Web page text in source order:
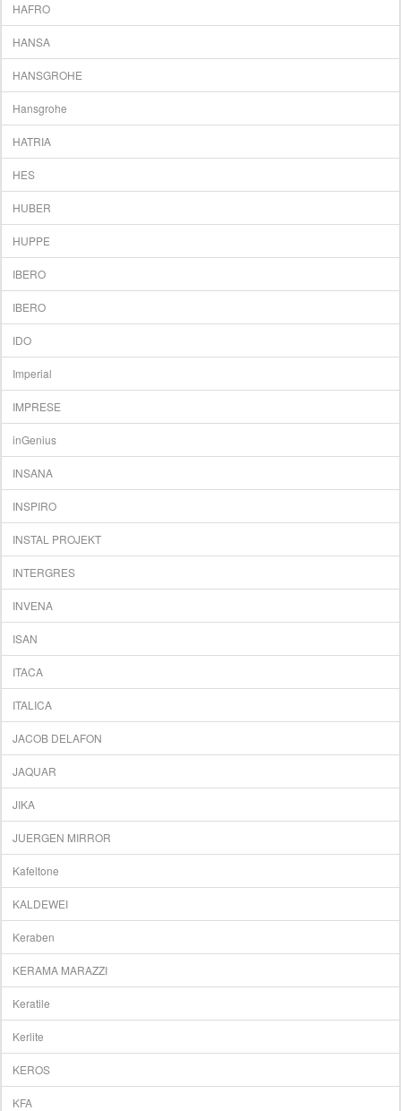
HAFRO
HANSA
HANSGROHE
Hansgrohe
HATRIA
HES
HUBER
HUPPE
IBERO
IBERO
IDO
Imperial
IMPRESE
inGenius
INSANA
INSPIRO
INSTAL PROJEKT
INTERGRES
INVЕNA
ISAN
ITACA
ITALICA
JACOB DELAFON
JAQUAR
JIKA
JUERGEN MIRROR
Kafeltone
KALDEWEI
Keraben
KERAMA MARAZZI
Keratile
Kerlite
KEROS
KFA